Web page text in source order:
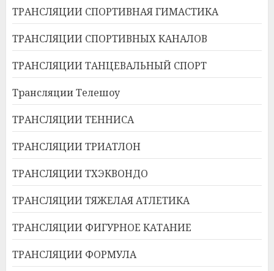
ТРАНСЛЯЦИИ СПОРТИВНАЯ ГИМАСТИКА
ТРАНСЛЯЦИИ СПОРТИВНЫХ КАНАЛОВ
ТРАНСЛЯЦИИ ТАНЦЕВАЛЬНЫЙ СПОРТ
Трансляции Телешоу
ТРАНСЛЯЦИИ ТЕННИСА
ТРАНСЛЯЦИИ ТРИАТЛОН
ТРАНСЛЯЦИИ ТХЭКВОНДО
ТРАНСЛЯЦИИ ТЯЖЕЛАЯ АТЛЕТИКА
ТРАНСЛЯЦИИ ФИГУРНОЕ КАТАНИЕ
ТРАНСЛЯЦИИ ФОРМУЛА